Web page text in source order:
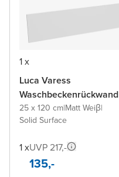
1 x
Luca Varess
Waschbeckenrückwand
25 x 120 cm|Matt Weiβ|
Solid Surface
1 xUVP 217,-
135,-